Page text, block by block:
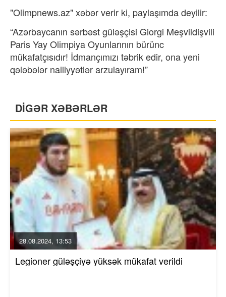
"Olimpnews.az" xəbər verir ki, paylaşımda deyilir:
“Azərbaycanın sərbəst güləşçisi Giorgi Meşvildişvili
Paris Yay Olimpiya Oyunlarının bürünc
mükafatçısıdır! İdmançımızı təbrik edir, ona yeni
qələbələr nailiyyətlər arzulayıram!”
DİGƏR XƏBƏRLƏR
28.08.2024, 13:53
Legioner güləşçiyə yüksək mükafat verildi